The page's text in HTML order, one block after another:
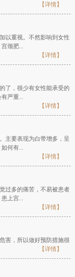
【详情】
以重视。不然影响到女性
颈肥...
【详情】
了，很少有女性能承受的
严重...
【详情】
主要表现为白带增多，呈
何有...
【详情】
过多的痛苦，不易被患者
上宫...
【详情】
害，所以做好预防措施很
【详情】